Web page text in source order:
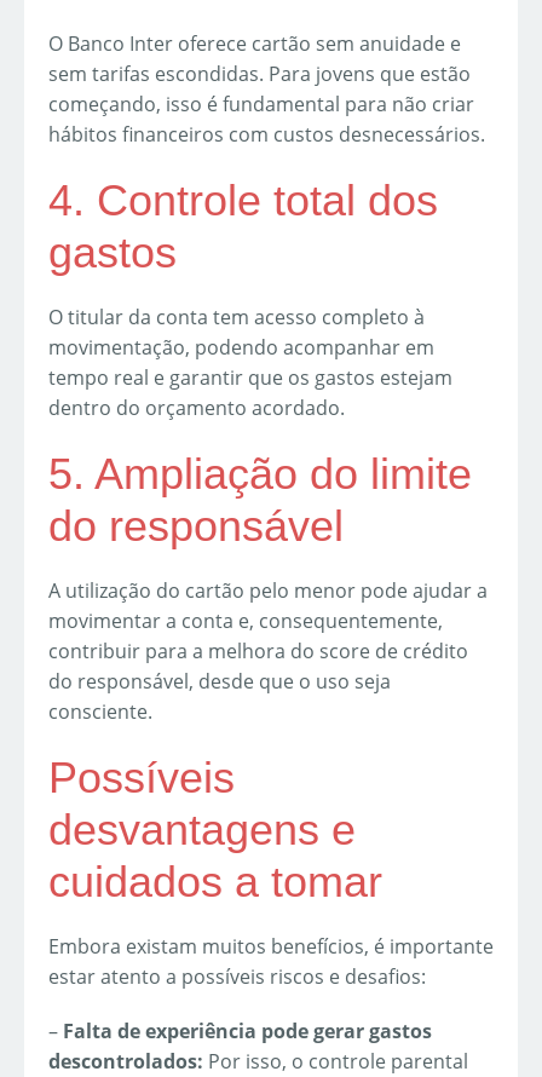
O Banco Inter oferece cartão sem anuidade e
sem tarifas escondidas. Para jovens que estão
começando, isso é fundamental para não criar
hábitos financeiros com custos desnecessários.
4. Controle total dos
gastos
O titular da conta tem acesso completo à
movimentação, podendo acompanhar em
tempo real e garantir que os gastos estejam
dentro do orçamento acordado.
5. Ampliação do limite
do responsável
A utilização do cartão pelo menor pode ajudar a
movimentar a conta e, consequentemente,
contribuir para a melhora do score de crédito
do responsável, desde que o uso seja
consciente.
Possíveis
desvantagens e
cuidados a tomar
Embora existam muitos benefícios, é importante
estar atento a possíveis riscos e desafios:
– Falta de experiência pode gerar gastos
descontrolados: Por isso, o controle parental